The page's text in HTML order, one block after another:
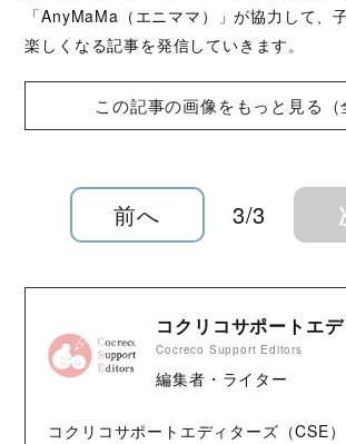
「AnyMaMa（エニママ）」が協力して、
楽しくなる記事を発信していきます。
この記事の画像をもっと見る（
前へ 3/3
コクリコサポートエ
Cocreco Support Editors
編集者・ライター
コクリコサポートエディターズ（CSE